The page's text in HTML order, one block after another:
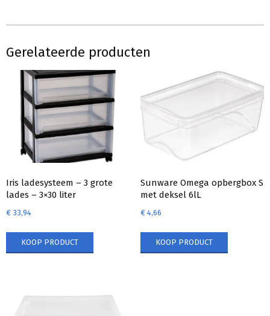
Gerelateerde producten
Iris ladesysteem – 3 grote
lades – 3×30 liter
€ 33,94
KOOP PRODUCT
Sunware Omega opbergbox S
met deksel 6lL
€4,66
KOOP PRODUCT